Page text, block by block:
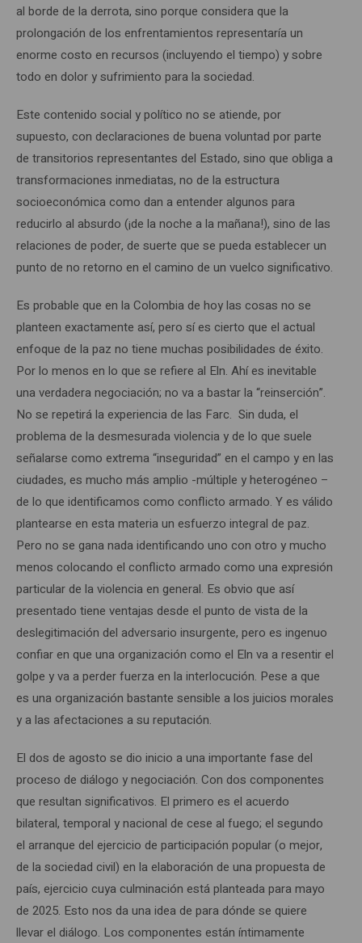
al borde de la derrota, sino porque considera que la
prolongación de los enfrentamientos representaría un
enorme costo en recursos (incluyendo el tiempo) y sobre
todo en dolor y sufrimiento para la sociedad.
Este contenido social y político no se atiende, por
supuesto, con declaraciones de buena voluntad por parte
de transitorios representantes del Estado, sino que obliga a
transformaciones inmediatas, no de la estructura
socioeconómica como dan a entender algunos para
reducirlo al absurdo (¡de la noche a la mañana!), sino de las
relaciones de poder, de suerte que se pueda establecer un
punto de no retorno en el camino de un vuelco significativo.
Es probable que en la Colombia de hoy las cosas no se
planteen exactamente así, pero sí es cierto que el actual
enfoque de la paz no tiene muchas posibilidades de éxito.
Por lo menos en lo que se refiere al Eln. Ahí es inevitable
una verdadera negociación; no va a bastar la “reinserción”.
No se repetirá la experiencia de las Farc. Sin duda, el
problema de la desmesurada violencia y de lo que suele
señalarse como extrema “inseguridad” en el campo y en las
ciudades, es mucho más amplio -múltiple y heterogéneo –
de lo que identificamos como conflicto armado. Y es válido
plantearse en esta materia un esfuerzo integral de paz.
Pero no se gana nada identificando uno con otro y mucho
menos colocando el conflicto armado como una expresión
particular de la violencia en general. Es obvio que así
presentado tiene ventajas desde el punto de vista de la
deslegitimación del adversario insurgente, pero es ingenuo
confiar en que una organización como el Eln va a resentir el
golpe y va a perder fuerza en la interlocución. Pese a que
es una organización bastante sensible a los juicios morales
y a las afectaciones a su reputación.
El dos de agosto se dio inicio a una importante fase del
proceso de diálogo y negociación. Con dos componentes
que resultan significativos. El primero es el acuerdo
bilateral, temporal y nacional de cese al fuego; el segundo
el arranque del ejercicio de participación popular (o mejor,
de la sociedad civil) en la elaboración de una propuesta de
país, ejercicio cuya culminación está planteada para mayo
de 2025. Esto nos da una idea de para dónde se quiere
llevar el diálogo. Los componentes están íntimamente